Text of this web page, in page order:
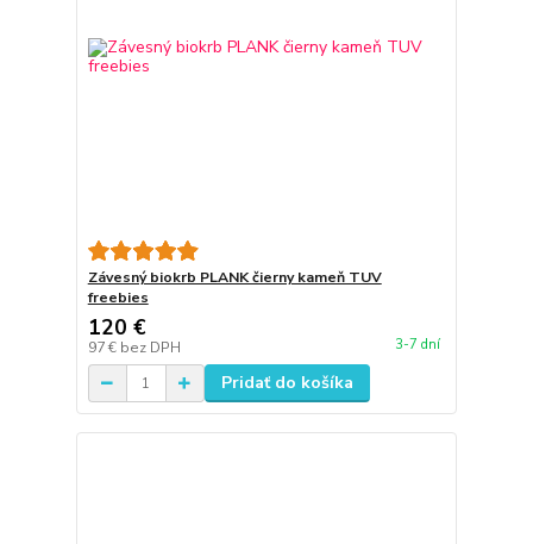
Závesný biokrb PLANK čierny kameň TUV
freebies
120 €
97 € bez DPH 3-7 dní
Pridať do košíka